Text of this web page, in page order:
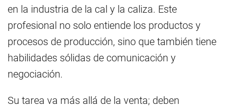
en la industria de la cal y la caliza. Este
profesional no solo entiende los productos y
procesos de producción, sino que también tiene
habilidades sólidas de comunicación y
negociación.
Su tarea va más allá de la venta; deben